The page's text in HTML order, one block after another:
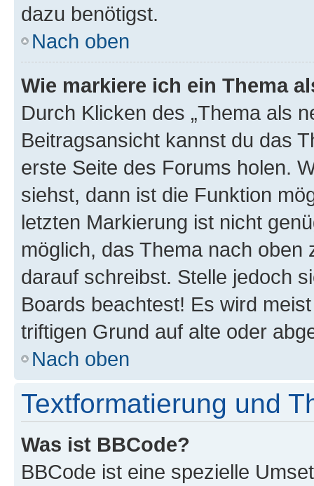
dazu benötigst.
Nach oben
Wie markiere ich ein Thema
Durch Klicken des „Thema als
Beitragsansicht kannst du das
erste Seite des Forums holen.
siehst, dann ist die Funktion
letzten Markierung ist nicht
möglich, das Thema nach oben
darauf schreibst. Stelle jedoch
Boards beachtest! Es wird
triftigen Grund auf alte oder
Nach oben
Textformatierung und
Was ist BBCode?
BBCode ist eine spezielle